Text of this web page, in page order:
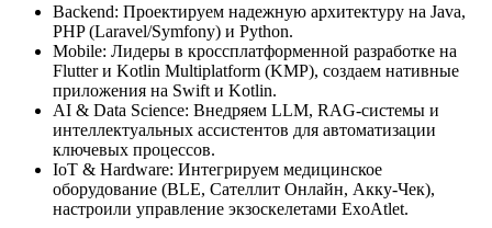
Backend: Проектируем надежную архитектуру на Java,
PHP (Laravel/Symfony) и Python.
Mobile: Лидеры в кроссплатформенной разработке на
Flutter и Kotlin Multiplatform (KMP), создаем нативные
приложения на Swift и Kotlin.
AI & Data Science: Внедряем LLM, RAG-системы и
интеллектуальных ассистентов для автоматизации
ключевых процессов.
IoT & Hardware: Интегрируем медицинское
оборудование (BLE, Сателлит Онлайн, Акку-Чек),
настроили управление экзоскелетами ExoAtlet.